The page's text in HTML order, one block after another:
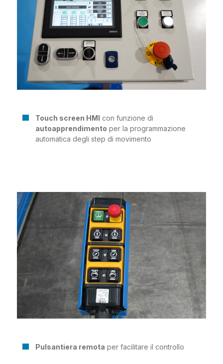
Touch screen HMI con funzione di
autoapprendimento per la programmazione
automatica degli step di movimento
Pulsantiera remota per facilitare il controllo